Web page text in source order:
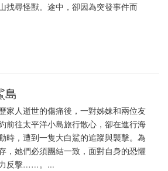
找尋怪獸。途中，卻因為突發事件而
島
家人逝世的傷痛後，一對姊妹和兩位友
前往太平洋小島旅行散心，卻在進行海
時，遭到一隻大白鯊的追蹤與襲擊。為
，她們必須團結一致，面對自身的恐懼
反擊……。...